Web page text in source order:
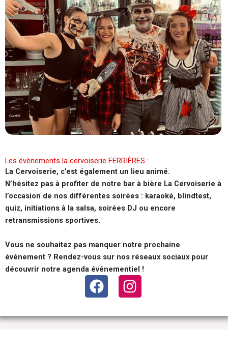
Les évènements la cervoiserie FERRIÈRES :
La Cervoiserie, c’est également un lieu animé.
N’hésitez pas à profiter de notre bar à bière La Cervoiserie à
l’occasion de nos différentes soirées : karaoké, blindtest,
quiz, initiations à la salsa, soirées DJ ou encore
retransmissions sportives.
Vous ne souhaitez pas manquer notre prochaine
évènement ? Rendez-vous sur nos réseaux sociaux pour
découvrir notre agenda événementiel !
F
a
e
I
n
t